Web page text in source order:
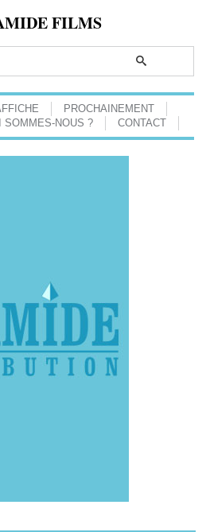
FILMS
PROCHAINEMENT
SOMMES-NOUS ? CONTACT